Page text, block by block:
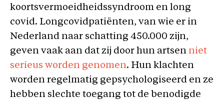
koortsvermoeidheidssyndroom en long
covid. Longcovidpatiënten, van wie er in
Nederland naar schatting 450.000 zijn,
geven vaak aan dat zij door hun artsen niet
serieus worden genomen. Hun klachten
worden regelmatig gepsychologiseerd en ze
hebben slechte toegang tot de benodigde